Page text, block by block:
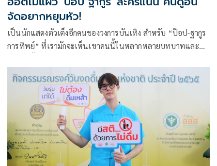
จัดอยากหยุมหัว!
เป็นนักแสดงตัวเต็งอีกคนของวงการบันเทิง สำหรับ “ป๊อป-ฐากูร
การทิพย์” ที่เรามักจะเห็นเขาคนนี้ในหลากหลายบทบาทและ
เสมอ โดยเฉพาะบทร้ายๆ ในปีนี้กับ ช่อง 3